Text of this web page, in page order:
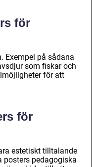
för
Exempel på sådana
som fiskar och
för att
för
estetiskt tilltalande
posters pedagogiska